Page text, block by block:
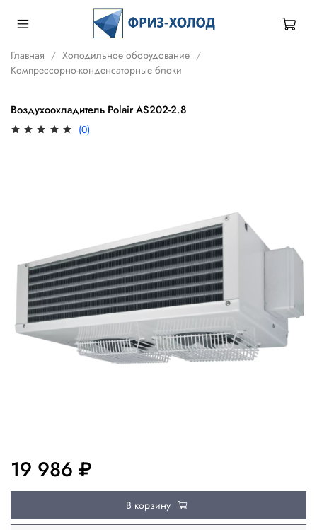
Главная
Холодильное оборудование
Компрессорно-конденсаторные блоки
Воздухоохладитель Polair AS202-2.8
(0)
19 986 ₽
В корзину